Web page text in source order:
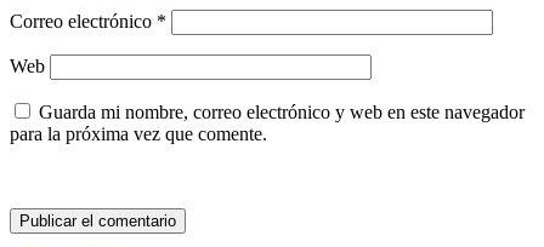
Correo electrónico *
Web
Guarda mi nombre, correo electrónico y web en este navegador
para la próxima vez que comente.